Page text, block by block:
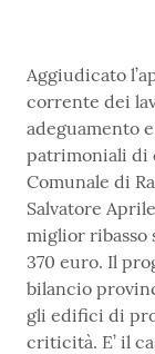
Aggiudicato
corrente dei
adeguamento
patrimoniali di
Comunale di
Salvatore
miglior ribasso
370 euro. Il
bilancio
gli edifici di
criticità. E’ il